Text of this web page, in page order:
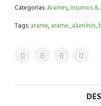
Categorias:Arames,Insumos &
Tags: arame,arame_alumínio,